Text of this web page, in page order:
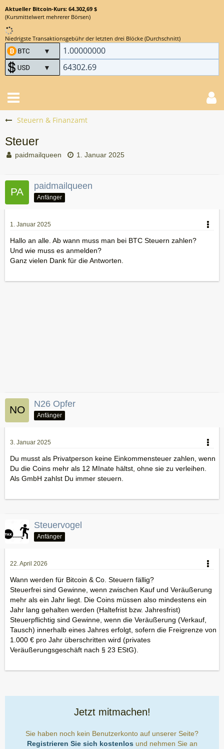
Aktueller Bitcoin-Kurs: 64.302,69 $
(Kursmittelwert mehrerer Börsen)
Niedrigste Transaktionsgebühr der letzten drei Blöcke (Durchschnitt)
Steuern & Finanzamt
Steuer
paidmailqueen 1. Januar 2025
paidmailqueen
Anfänger
1. Januar 2025
Hallo an alle. Ab wann muss man bei BTC Steuern zahlen?
Und wie muss es anmelden?
Ganz vielen Dank für die Antworten.
N26 Opfer
Anfänger
3. Januar 2025
Du musst als Privatperson keine Einkommensteuer zahlen, wenn
Du die Coins mehr als 12 MInate hältst, ohne sie zu verleihen.
Als GmbH zahlst Du immer steuern.
Steuervogel
Anfänger
22. April 2026
Wann werden für Bitcoin & Co. Steuern fällig?
Steuerfrei sind Gewinne, wenn zwischen Kauf und Veräußerung
mehr als ein Jahr liegt. Die Coins müssen also mindestens ein
Jahr lang gehalten werden (Haltefrist bzw. Jahresfrist)
Steuerpflichtig sind Gewinne, wenn die Veräußerung (Verkauf,
Tausch) innerhalb eines Jahres erfolgt, sofern die Freigrenze von
1.000 € pro Jahr überschritten wird (privates
Veräußerungsgeschäft nach § 23 EStG).
Jetzt mitmachen!
Sie haben noch kein Benutzerkonto auf unserer Seite?
Registrieren Sie sich kostenlos und nehmen Sie an